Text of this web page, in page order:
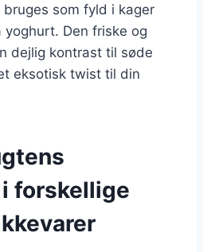
som fyld i kager
yoghurt. Den friske og
dejlig kontrast til søde
eksotisk twist til din
forskellige